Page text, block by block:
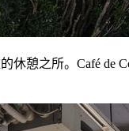
憩之所。Café de